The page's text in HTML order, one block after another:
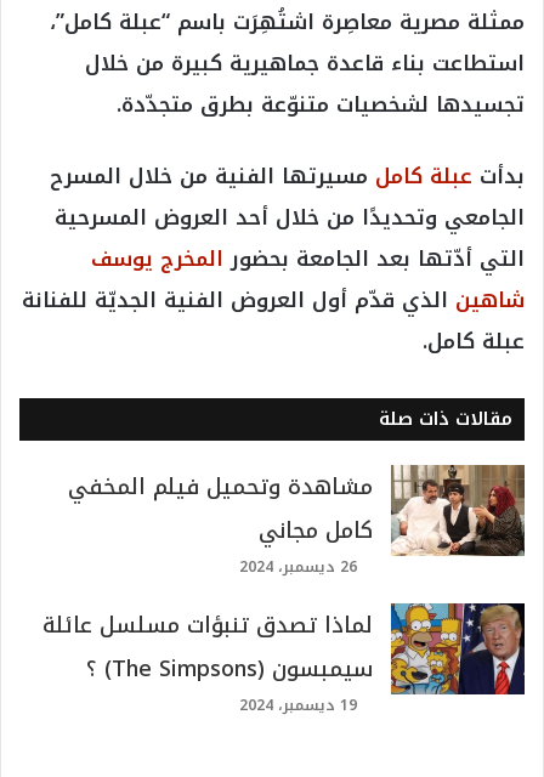
ممثلة مصرية معاصِرة اشتُهِرَت باسم “عبلة كامل”،
استطاعت بناء قاعدة جماهيرية كبيرة من خلال
تجسيدها لشخصيات متنوّعة بطرق متجدّدة.
بدأت عبلة كامل مسيرتها الفنية من خلال المسرح
الجامعي وتحديدًا من خلال أحد العروض المسرحية
التي أدّتها بعد الجامعة بحضورالمخرج يوسف
شاهين الذي قدّم أول العروض الفنية الجديّة للفنانة
عبلة كامل.
مقالات ذات صلة
مشاهدة وتحميل فيلم المخفي
كامل مجاني
26 ديسمبر، 2024
لماذا تصدق تنبؤات مسلسل عائلة
سيمبسون (The Simpsons) ؟
19 ديسمبر، 2024